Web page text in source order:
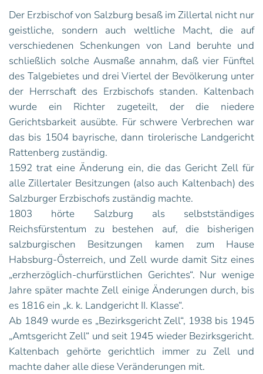
Der Erzbischof von Salzburg besaß im Zillertal nicht nur
geistliche, sondern auch weltliche Macht, die auf
verschiedenen Schenkungen von Land beruhte und
schließlich solche Ausmaße annahm, daß vier Fünftel
des Talgebietes und drei Viertel der Bevölkerung unter
der Herrschaft des Erzbischofs standen. Kaltenbach
wurde ein Richter zugeteilt, der die niedere
Gerichtsbarkeit ausübte. Für schwere Verbrechen war
das bis 1504 bayrische, dann tirolerische Landgericht
Rattenberg zuständig.
1592 trat eine Änderung ein, die das Gericht Zell für
alle Zillertaler Besitzungen (also auch Kaltenbach) des
Salzburger Erzbischofs zuständig machte.
1803 hörte Salzburg als selbstständiges
Reichsfürstentum zu bestehen auf, die bisherigen
salzburgischen Besitzungen kamen zum Hause
Habsburg-Österreich, und Zell wurde damit Sitz eines
„erzherzöglich-churfürstlichen Gerichtes“. Nur wenige
Jahre später machte Zell einige Änderungen durch, bis
es 1816 ein „k. k. Landgericht II. Klasse“.
Ab 1849 wurde es „Bezirksgericht Zell“, 1938 bis 1945
„Amtsgericht Zell“ und seit 1945 wieder Bezirksgericht.
Kaltenbach gehörte gerichtlich immer zu Zell und
machte daher alle diese Veränderungen mit.